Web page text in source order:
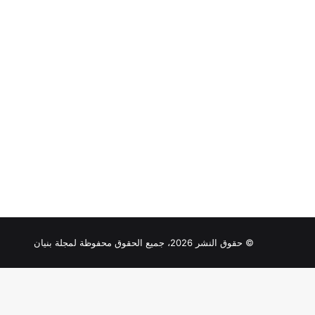
© حقوق النشر 2026، جميع الحقوق محفوظة لمجلة بنيان